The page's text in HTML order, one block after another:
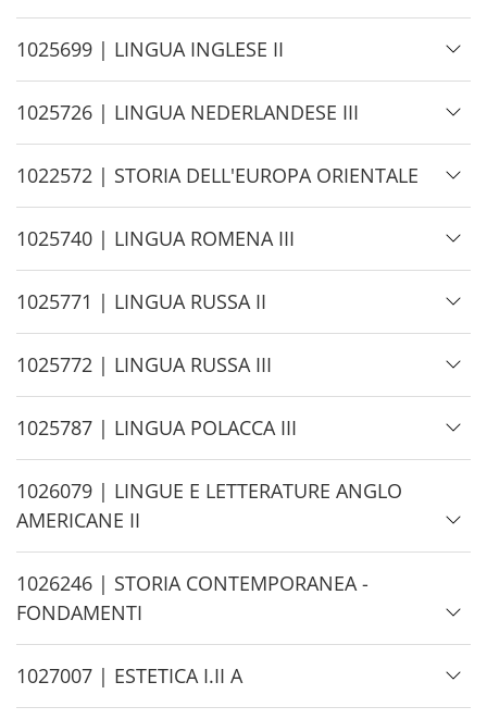
d
e
H
i
d
e
1025699 | LINGUA INGLESE II
H
i
d
e
1025726 | LINGUA NEDERLANDESE III
H
i
d
e
1022572 | STORIA DELL'EUROPA ORIENTALE
H
i
d
e
1025740 | LINGUA ROMENA III
H
i
d
e
1025771 | LINGUA RUSSA II
H
i
d
e
1025772 | LINGUA RUSSA III
H
i
d
e
1025787 | LINGUA POLACCA III
H
i
d
e
1026079 | LINGUE E LETTERATURE ANGLO
AMERICANE II
H
i
d
e
1026246 | STORIA CONTEMPORANEA -
FONDAMENTI
H
i
1027007 | ESTETICA I.II A